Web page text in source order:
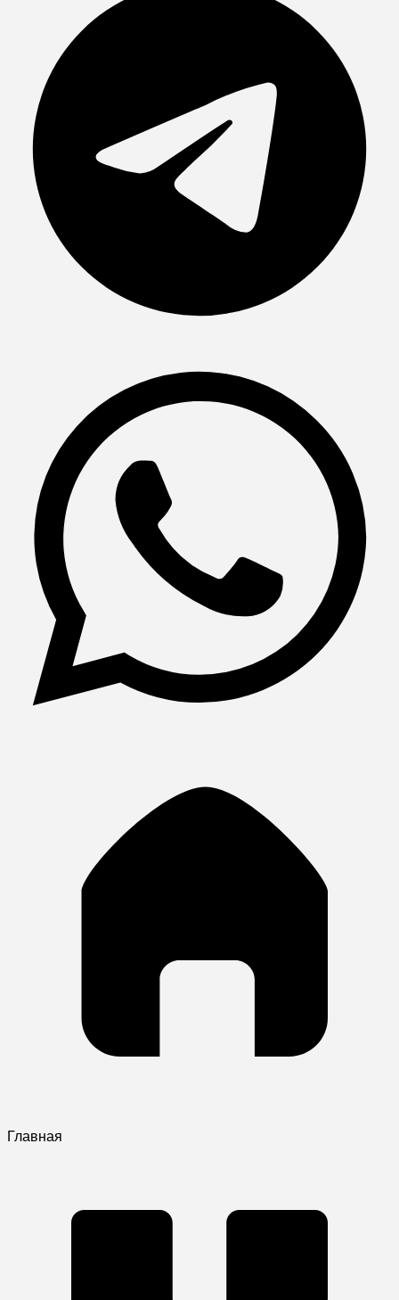
Главная